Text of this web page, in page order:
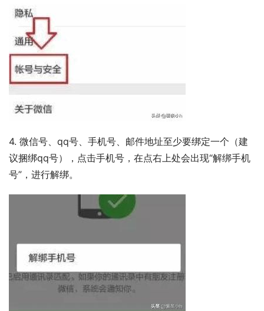
4. 微信号、qq号、手机号、邮件地址至少要绑定一个（建
议捆绑qq号），点击手机号，在点右上处会出现“解绑手机
号”，进行解绑。